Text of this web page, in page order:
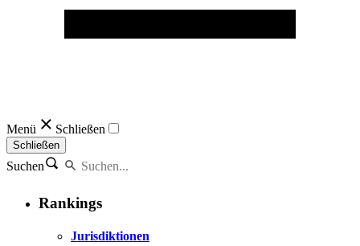
Menü Schließen
Schließen
Suchen
Rankings
Jurisdiktionen